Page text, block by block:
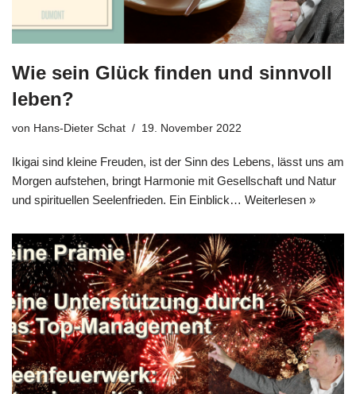
Wie sein Glück finden und sinnvoll
leben?
von Hans-Dieter Schat 19. November 2022
Iki­gai sind klei­ne Freu­den, ist der Sinn des Lebens, lässt uns am
Mor­gen auf­ste­hen, bringt Har­mo­nie mit Gesell­schaft und Natur
und spi­ri­tu­el­len See­len­frie­den. Ein Ein­blick… Wei­ter­le­sen »